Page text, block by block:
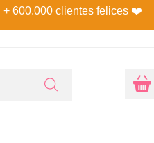
| + 600.000 clientes felices ❤️